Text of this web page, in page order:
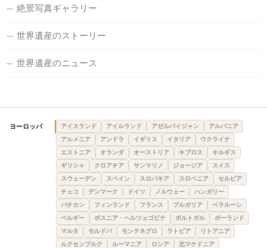
絶景写真ギャラリー
世界遺産のストーリー
世界遺産のニュース
ヨーロッパ アイスランド アイルランド アゼルバイジャン
アルバニア
アルメニア
アンドラ イギリス イタリア
ウクライナ
エストニア
オランダ オーストリア キプロス
キルギス
ギリシャ
クロアチア サンマリノ ジョージア
スイス
スウェーデン
スペイン スロバキア スロベニア
セルビア
チェコ
デンマーク ドイツ ノルウェー
ハンガリー
バチカン
フィンランド フランス ブルガリア
ベラルーシ
ベルギー
ボスニア・ヘルツェゴビナ ポルトガル
ポーランド
マルタ
モルドバ モンテネグロ ラトビア
リトアニア
ルクセンブルク
ルーマニア ロシア 北マケドニア